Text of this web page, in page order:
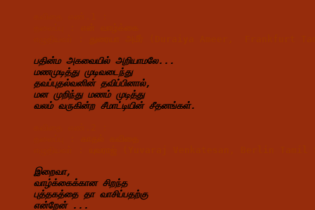
பதின்ம அகவையில் அறியாமலே...
மணமுடித்து முடிவடைந்து
தவப்புதல்வனின் தவிப்பினால்,
மன முறிந்து மணம் முடித்து
வலம் வருகின்ற சீமாட்டியின் சீதனங்கள்.
இறைவா,
வாழ்க்கைக்கான சிறந்த
புத்தகத்தை தா வாசிப்பதற்கு
என்றேன் ...